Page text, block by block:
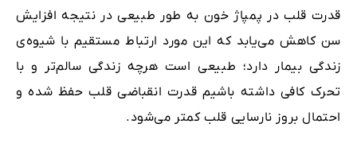
قدرت قلب در پمپاژ خون به طور طبیعی در نتیجه افزایش
سن کاهش می‌یابد که این مورد ارتباط مستقیم با شیوه‌ی
زندگی بیمار دارد؛ طبیعی است هرچه زندگی سالم‌تر و با
تحرک کافی داشته باشیم قدرت انقباضی قلب حفظ شده و
احتمال بروز نارسایی قلب کمتر می‌شود.